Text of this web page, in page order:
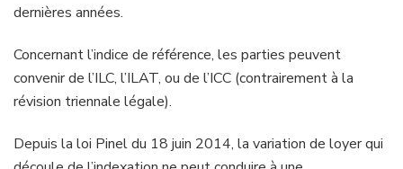
dernières années.
Concernant l’indice de référence, les parties peuvent
convenir de l’ILC, l’ILAT, ou de l’ICC (contrairement à la
révision triennale légale).
Depuis la loi Pinel du 18 juin 2014, la variation de loyer qui